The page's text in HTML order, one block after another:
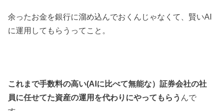
余ったお金を銀行に溜め込んでおくんじゃなくて、賢いAI
に運用してもらうってこと。
これまで手数料の高い(AIに比べて無能な）証券会社の社
員に任せてた資産の運用を代わりにやってもらう んで